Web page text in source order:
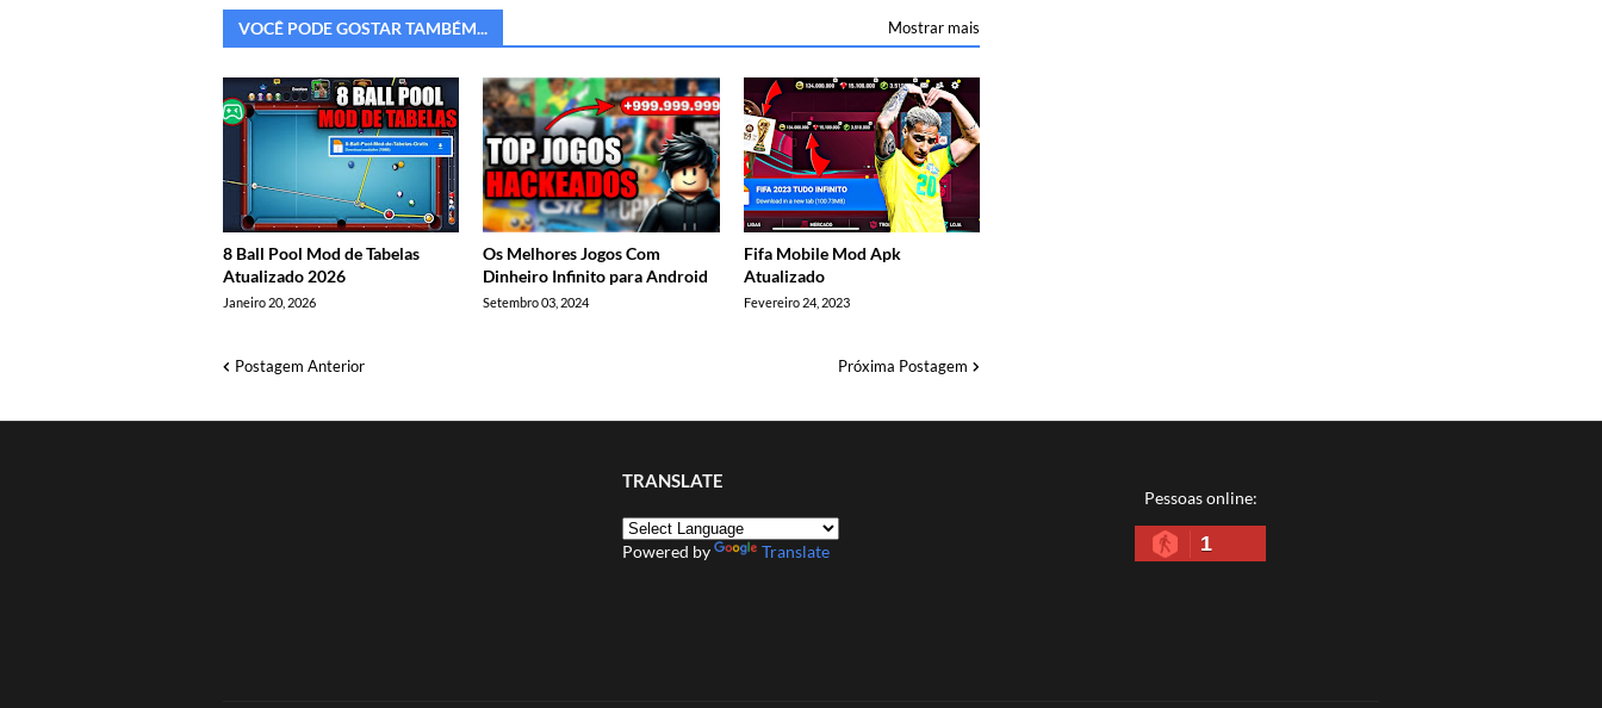
VOCÊ PODE GOSTAR TAMBÉM... Mostrar mais
8 Ball Pool Mod de Tabelas
Atualizado 2026
Janeiro 20, 2026
Os Melhores Jogos Com
Dinheiro Infinito para Android
Setembro 03, 2024
Fifa Mobile Mod Apk
Atualizado
Fevereiro 24, 2023
Postagem Anterior Próxima Postagem
TRANSLATE
Powered by Translate
Pessoas online:
1